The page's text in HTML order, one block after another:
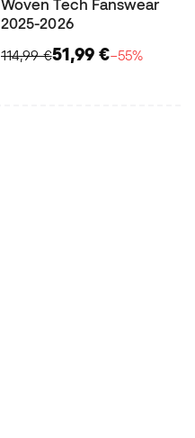
Woven Tech Fanswear
2025-2026
114,99 €51,99 €−55%